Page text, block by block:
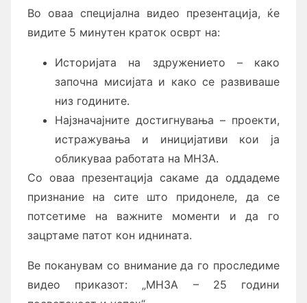
Во оваа специјална видео презентација, ќе
видите 5 минутен краток осврт на:
Историјата на здружението – како
започна мисијата и како се развиваше
низ годините.
Најзначајните достигнувања – проекти,
истражувања и иницијативи кои ја
обликуваа работата на МНЗА.
Со оваа презентација сакаме да оддадеме
признание на сите што придонеле, да се
потсетиме на важните моменти и да го
зацртаме патот кон иднината.
Ве поканувам со внимание да го проследиме
видео приказот: „МНЗА – 25 години